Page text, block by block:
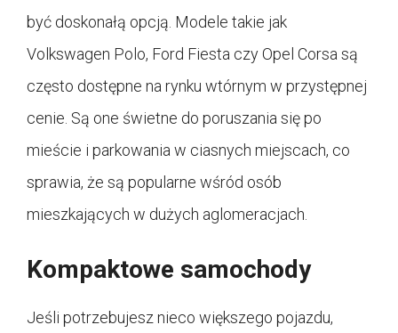
być doskonałą opcją. Modele takie jak
Volkswagen Polo, Ford Fiesta czy Opel Corsa są
często dostępne na rynku wtórnym w przystępnej
cenie. Są one świetne do poruszania się po
mieście i parkowania w ciasnych miejscach, co
sprawia, że są popularne wśród osób
mieszkających w dużych aglomeracjach.
Kompaktowe samochody
Jeśli potrzebujesz nieco większego pojazdu,